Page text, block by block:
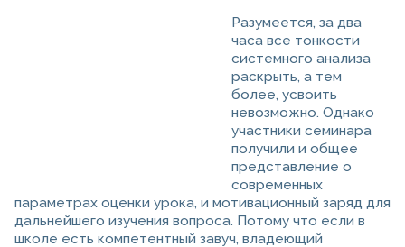
Разумеется, за два
часа все тонкости
системного анализа
раскрыть, а тем
более, усвоить
невозможно. Однако
участники семинара
получили и общее
представление о
современных
параметрах оценки урока, и мотивационный заряд для
дальнейшего изучения вопроса. Потому что если в
школе есть компетентный завуч, владеющий